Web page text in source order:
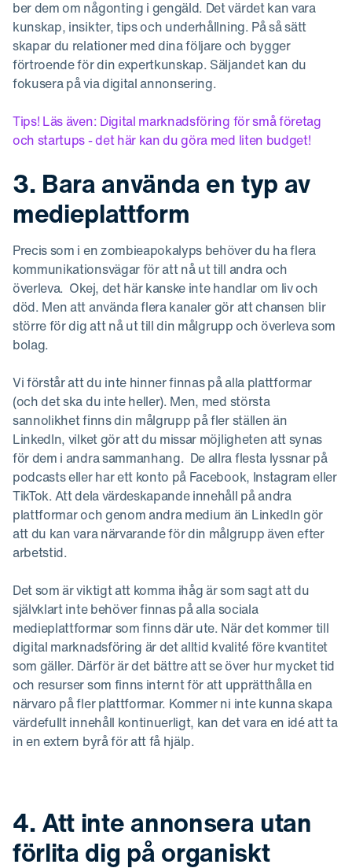
ber dem om någonting i gengäld. Det värdet kan vara
kunskap, insikter, tips och underhållning. På så sätt
skapar du relationer med dina följare och bygger
förtroende för din expertkunskap. Säljandet kan du
fokusera på via digital annonsering.
Tips! Läs även: Digital marknadsföring för små företag
och startups - det här kan du göra med liten budget!
3. Bara använda en typ av
medieplattform
Precis som i en zombieapokalyps behöver du ha flera
kommunikationsvägar för att nå ut till andra och
överleva. Okej, det här kanske inte handlar om liv och
död. Men att använda flera kanaler gör att chansen blir
större för dig att nå ut till din målgrupp och överleva som
bolag.
Vi förstår att du inte hinner finnas på alla plattformar
(och det ska du inte heller). Men, med största
sannolikhet finns din målgrupp på fler ställen än
LinkedIn, vilket gör att du missar möjligheten att synas
för dem i andra sammanhang. De allra flesta lyssnar på
podcasts eller har ett konto på Facebook, Instagram eller
TikTok. Att dela värdeskapande innehåll på andra
plattformar och genom andra medium än LinkedIn gör
att du kan vara närvarande för din målgrupp även efter
arbetstid.
Det som är viktigt att komma ihåg är som sagt att du
självklart inte behöver finnas på alla sociala
medieplattformar som finns där ute. När det kommer till
digital marknadsföring är det alltid kvalité före kvantitet
som gäller. Därför är det bättre att se över hur mycket tid
och resurser som finns internt för att upprätthålla en
närvaro på fler plattformar. Kommer ni inte kunna skapa
värdefullt innehåll kontinuerligt, kan det vara en idé att ta
in en extern byrå för att få hjälp.
4. Att inte annonsera utan
förlita dig på organiskt